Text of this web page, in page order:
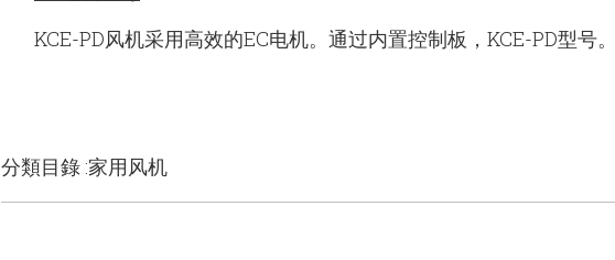
KCE-PD风机采用高效的EC电机。通过内置控制板，KCE-PD型号。
分類目錄 :家用风机